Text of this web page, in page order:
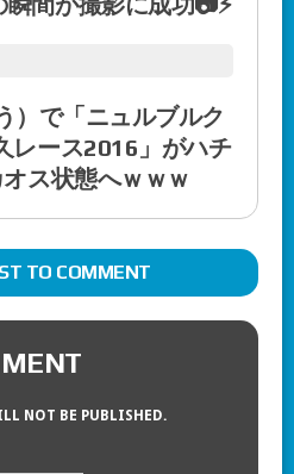
）で「ニュルブルク
レース2016」がハチ
ス状態へｗｗｗ
TO COMMENT
NOT BE PUBLISHED.